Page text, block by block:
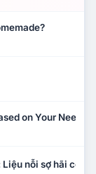
on Your Needs
nỗi sợ hãi có